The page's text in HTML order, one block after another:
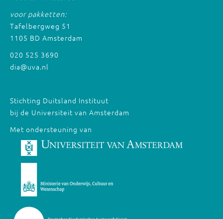
voor pakketten:
Tafelbergweg 51
1105 BD Amsterdam
020 525 3690
dia@uva.nl
Stichting Duitsland Instituut
bij de Universiteit van Amsterdam
Met ondersteuning van